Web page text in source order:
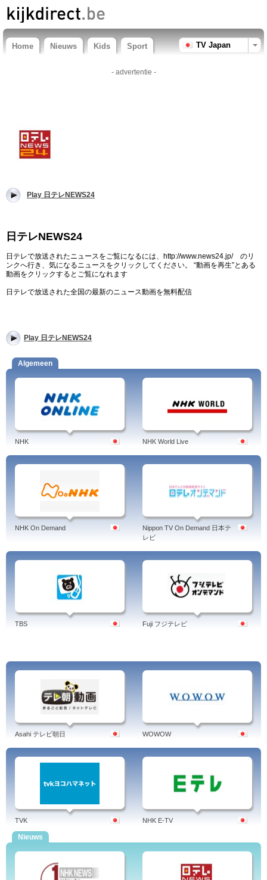
Home Nieuws Kids Sport TV Japan
- advertentie -
Play 日テレNEWS24
日テレNEWS24
日テレで放送されたニュースをご覧になるには、http://www.news24.jp/ のリ
ンクへ行き、気になるニュースをクリックしてください。 “動画を再生”とある
動画をクリックするとご覧になれます
日テレで放送された全国の最新のニュース動画を無料配信
Play 日テレNEWS24
Algemeen
NHK NHK World Live
NHK On Demand
Nippon TV On Demand 日本テ
レビ
TBS Fuji フジテレビ
Asahi テレビ朝日 WOWOW
TVK NHK E-TV
Nieuws